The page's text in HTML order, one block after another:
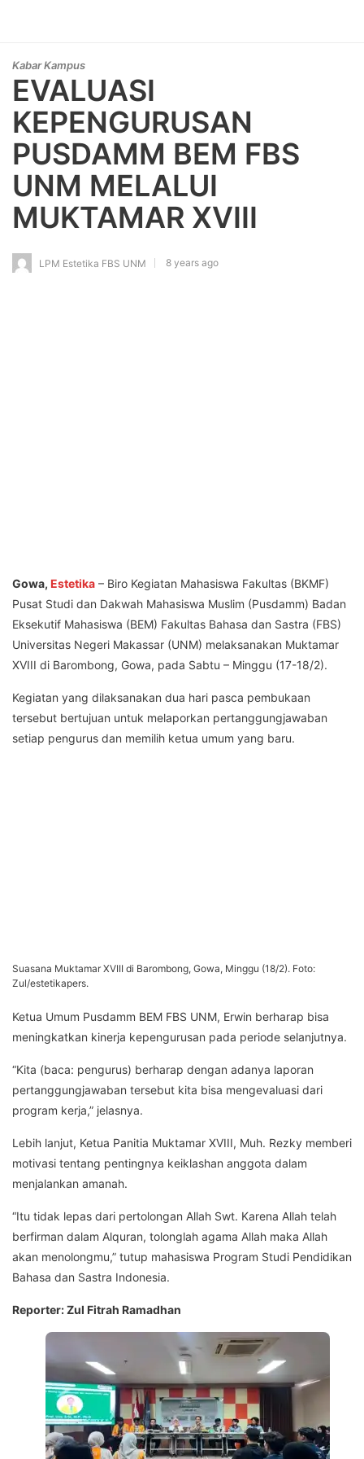
Kabar Kampus
EVALUASI
KEPENGURUSAN
PUSDAMM BEM FBS
UNM MELALUI
MUKTAMAR XVIII
LPM Estetika FBS UNM 8 years ago
Gowa, Estetika – Biro Kegiatan Mahasiswa Fakultas (BKMF)
Pusat Studi dan Dakwah Mahasiswa Muslim (Pusdamm) Badan
Eksekutif Mahasiswa (BEM) Fakultas Bahasa dan Sastra (FBS)
Universitas Negeri Makassar (UNM) melaksanakan Muktamar
XVIII di Barombong, Gowa, pada Sabtu – Minggu (17-18/2).
Kegiatan yang dilaksanakan dua hari pasca pembukaan
tersebut bertujuan untuk melaporkan pertanggungjawaban
setiap pengurus dan memilih ketua umum yang baru.
Suasana Muktamar XVIII di Barombong, Gowa, Minggu (18/2). Foto:
Zul/estetikapers.
Ketua Umum Pusdamm BEM FBS UNM, Erwin berharap bisa
meningkatkan kinerja kepengurusan pada periode selanjutnya.
“Kita (baca: pengurus) berharap dengan adanya laporan
pertanggungjawaban tersebut kita bisa mengevaluasi dari
program kerja,” jelasnya.
Lebih lanjut, Ketua Panitia Muktamar XVIII, Muh. Rezky memberi
motivasi tentang pentingnya keiklashan anggota dalam
menjalankan amanah.
“Itu tidak lepas dari pertolongan Allah Swt. Karena Allah telah
berfirman dalam Alquran, tolonglah agama Allah maka Allah
akan menolongmu,” tutup mahasiswa Program Studi Pendidikan
Bahasa dan Sastra Indonesia.
Reporter: Zul Fitrah Ramadhan